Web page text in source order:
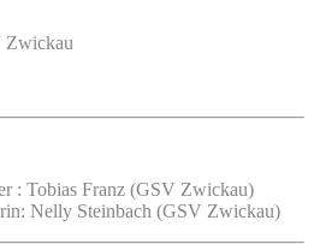
Zwickau
: Tobias Franz (GSV Zwickau)
Nelly Steinbach (GSV Zwickau)